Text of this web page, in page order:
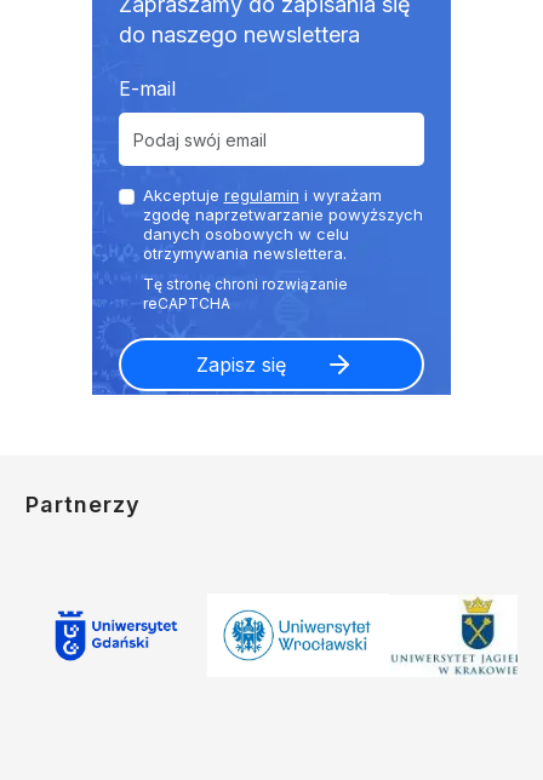
do naszego newslettera
E-mail
Akceptuje regulamin i wyrażam
zgodę naprzetwarzanie powyższych
danych osobowych w celu
otrzymywania newslettera.
Partnerzy